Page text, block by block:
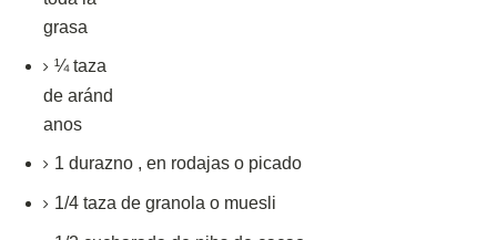
grasa
¼taza
de aránd
anos
1 durazno , en rodajas o picado
1/4 taza de granola o muesli